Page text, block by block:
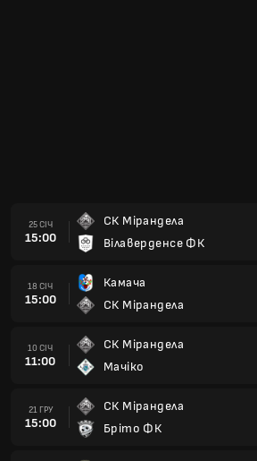
14 ГРУ
15:00
АРС Мартінью
СК Мірандела
07 ГРУ
15:00
СК Мірандела
Віаненсе
29 ЛИС
15:00
Тірсенсе
СК Мірандела
09 ЛИС
15:00
СК Мірандела
Чавес Б